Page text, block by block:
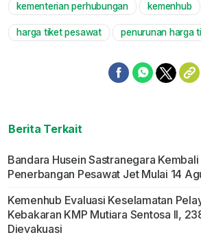
kementerian perhubungan kemenhub
harga tiket pesawat penurunan harga
Berita Terkait
Bandara Husein Sastranegara Kembali
Penerbangan Pesawat Jet Mulai 14
Kemenhub Evaluasi Keselamatan
Kebakaran KMP Mutiara Sentosa II,
Dievakuasi